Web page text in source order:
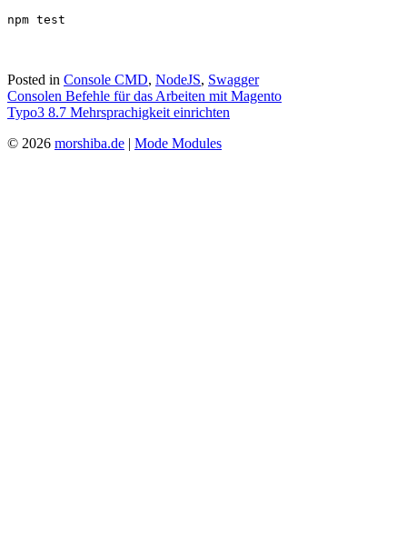
Posted in Console CMD, NodeJS, Swagger
Beitragsnavigation
Consolen Befehle für das Arbeiten mit Magento
Typo3 8.7 Mehrsprachigkeit einrichten
© 2026 morshiba.de | Mode Modules